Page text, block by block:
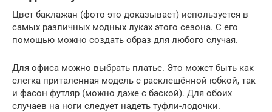
Цвет баклажан (фото это доказывает) используется в
самых различных модных луках этого сезона. С его
помощью можно создать образ для любого случая.
Для офиса можно выбрать платье. Это может быть как
слегка приталенная модель с расклешённой юбкой, так
и фасон футляр (можно даже с баской). Для обоих
случаев на ноги следует надеть туфли-лодочки.